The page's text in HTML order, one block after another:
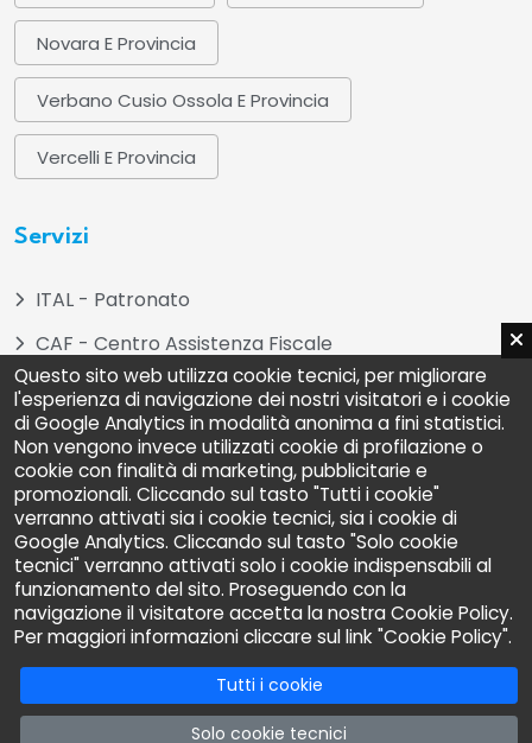
Novara E Provincia
Verbano Cusio Ossola E Provincia
Vercelli E Provincia
Servizi
ITAL - Patronato
CAF - Centro Assistenza Fiscale
ADOC - Associazione Difesa e Orientamento dei
Consumatori
UNIAT - Unione Nazionale Inquilini Ambiente e
Territorio
Coordinamento UIL Piemonte - Artigianato
UFFICIO H - Disabilità
ADA - Associazione per i Diritti degli Anziani
Questo sito web utilizza cookie tecnici, per migliorare
l'esperienza di navigazione dei nostri visitatori e i cookie
di Google Analytics in modalità anonima a fini statistici.
Non vengono invece utilizzati cookie di profilazione o
cookie con finalità di marketing, pubblicitarie e
promozionali. Cliccando sul tasto "Tutti i cookie"
verranno attivati sia i cookie tecnici, sia i cookie di
Google Analytics. Cliccando sul tasto "Solo cookie
tecnici" verranno attivati solo i cookie indispensabili al
funzionamento del sito. Proseguendo con la
navigazione il visitatore accetta la nostra Cookie Policy.
Per maggiori informazioni cliccare sul link "Cookie Policy".
Solo cookie tecnici
Tutti i cookie